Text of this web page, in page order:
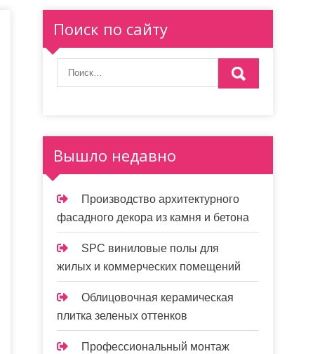
Поиск по сайту
Вышло недавно
Производство архитектурного
фасадного декора из камня и бетона
SPC виниловые полы для
жилых и коммерческих помещений
Облицовочная керамическая
плитка зеленых оттенков
Профессиональный монтаж